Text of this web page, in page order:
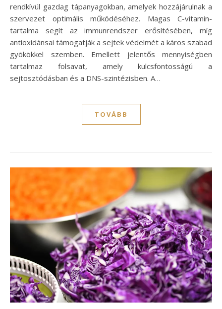
rendkívül gazdag tápanyagokban, amelyek hozzájárulnak a
szervezet optimális működéséhez. Magas C-vitamin-
tartalma segít az immunrendszer erősítésében, míg
antioxidánsai támogatják a sejtek védelmét a káros szabad
gyökökkel szemben. Emellett jelentős mennyiségben
tartalmaz folsavat, amely kulcsfontosságú a
sejtosztódásban és a DNS-szintézisben. A…
TOVÁBB